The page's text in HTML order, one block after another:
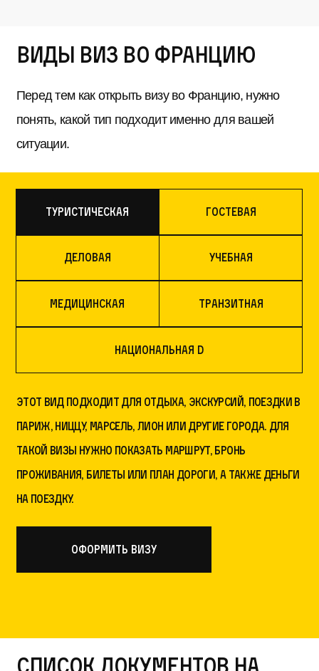
Виды виз во Францию
Перед тем как открыть визу во Францию, нужно
понять, какой тип подходит именно для вашей
ситуации.
Туристическая Гостевая
Деловая Учебная
Медицинская Транзитная
Национальная D
Этот вид подходит для отдыха, экскурсий, поездки в
Париж, Ниццу, Марсель, Лион или другие города. Для
такой визы нужно показать маршрут, бронь
проживания, билеты или план дороги, а также деньги
на поездку.
оформить визу